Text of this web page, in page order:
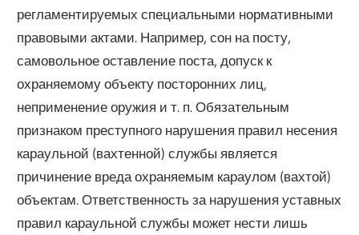
регламентируемых специальными нормативными
правовыми актами. Например, сон на посту,
самовольное оставление поста, допуск к
охраняемому объекту посторонних лиц,
неприменение оружия и т. п. Обязательным
признаком преступного нарушения правил несения
караульной (вахтенной) службы является
причинение вреда охраняемым караулом (вахтой)
объектам. Ответственность за нарушения уставных
правил караульной службы может нести лишь